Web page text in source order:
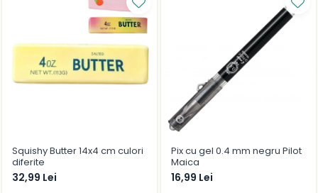
Squishy Butter 14x4 cm culori
diferite
32,99 Lei
Pix cu gel 0.4 mm negru Pilot
Maica
16,99 Lei